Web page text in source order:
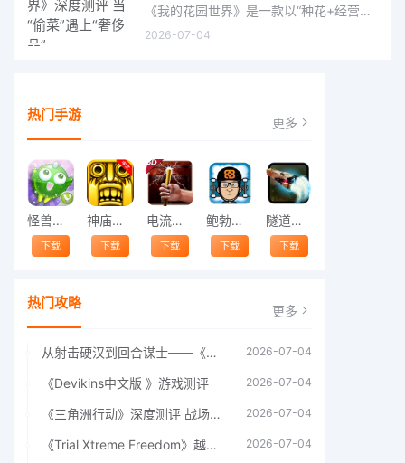
《我的花园世界》是一款以“种花+经营+社交”为核心的模拟经营类手游。游戏将玩家置于一个古风花园环境中，扮
2026-07-04
热门手游 更多
怪兽跳跃
下载
神庙逃亡中文版
下载
电流急急棒
下载
鲍勃的梦境
下载
隧道逃脱
下载
热门攻略 更多
从射击硬汉到回合谋士——《战争机器：战略版》如何演绎另一位猛男的传奇 2026-07-04
《Devikins中文版 》游戏测评 2026-07-04
《三角洲行动》深度测评 战场上的野心与裂痕 2026-07-04
《Trial Xtreme Freedom》越野摩托车测评总结 2026-07-04